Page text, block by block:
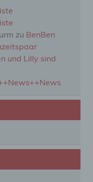
zu BenBen
und Lilly sind